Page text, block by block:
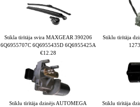
Stikla tīrītāja svira MAXGEAR 390206
6Q6955707C 6Q6955435D 6Q6955425A
€12.28
Stiklu tīrītāja
Stiklu tīrītāja dzinējs AUTOMEGA
Stiklu tīrītāja